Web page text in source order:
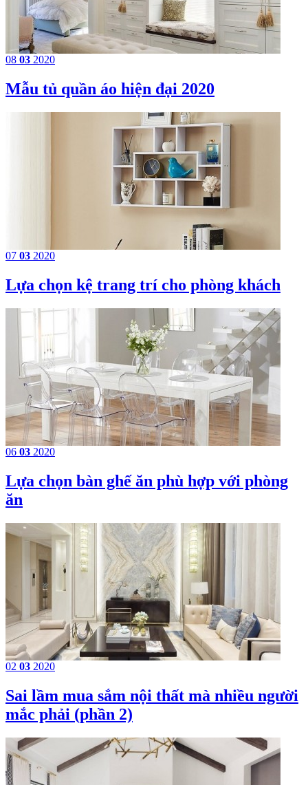
08 03 2020
Mẫu tủ quần áo hiện đại 2020
07 03 2020
Lựa chọn kệ trang trí cho phòng khách
06 03 2020
​Lựa chọn bàn ghế ăn phù hợp với phòng
ăn
02 03 2020
Sai lầm mua sắm nội thất mà nhiều người
mắc phải (phần 2)